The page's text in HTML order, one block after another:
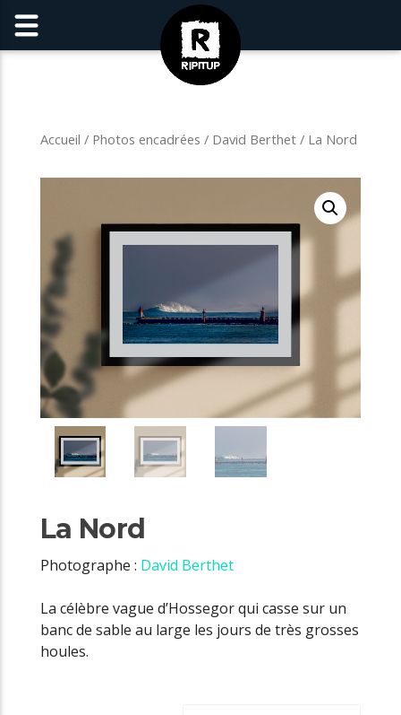
Accueil / Photos encadrées / David Berthet/ La Nord
La Nord
Photographe : David Berthet
La célèbre vague d’Hossegor qui casse sur un
banc de sable au large les jours de très grosses
houles.